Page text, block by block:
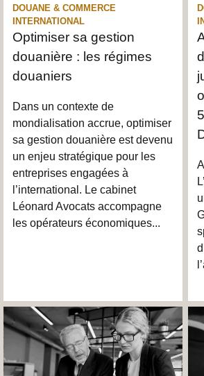
DOUANE & COMMERCE
INTERNATIONAL
Optimiser sa gestion
douanière : les régimes
douaniers
Dans un contexte de
mondialisation accrue, optimiser
sa gestion douanière est devenu
un enjeu stratégique pour les
entreprises engagées à
l’international. Le cabinet
Léonard Avocats accompagne
les opérateurs économiques...